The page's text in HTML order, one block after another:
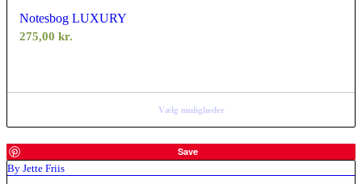
Notesbog LUXURY
275,00 kr.
Vælg muligheder
Save
By Jette Friis